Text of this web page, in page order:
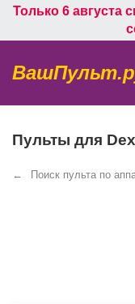
Только 6 августа
Пульты для
Поиск пульта по